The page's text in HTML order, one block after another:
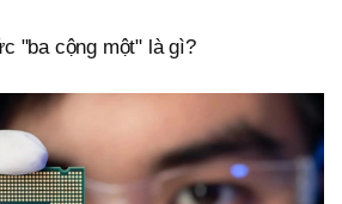
"ba cộng một" là gì?